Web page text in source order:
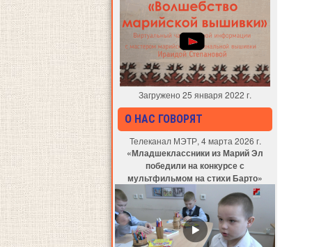
Загружено 25 января 2022 г.
О НАС ГОВОРЯТ
Телеканал МЭТР, 4 марта 2026 г.
«Младшеклассники из Марий Эл
победили на конкурсе с
мультфильмом на стихи Барто»